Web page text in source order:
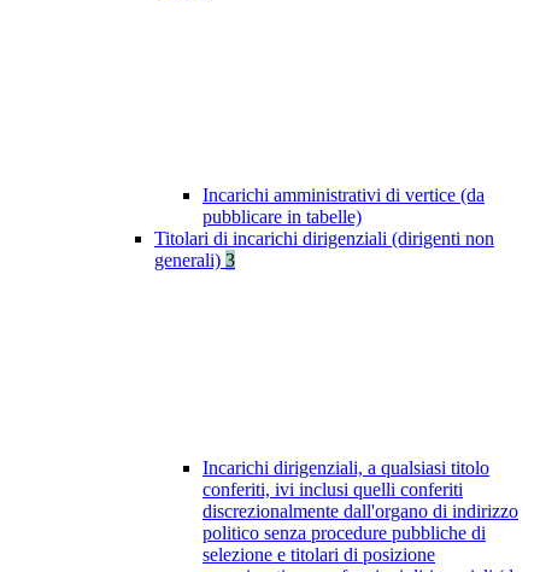
Incarichi amministrativi di vertice (da
pubblicare in tabelle)
Titolari di incarichi dirigenziali (dirigenti non
generali) 3
Incarichi dirigenziali, a qualsiasi titolo
conferiti, ivi inclusi quelli conferiti
discrezionalmente dall'organo di indirizzo
politico senza procedure pubbliche di
selezione e titolari di posizione